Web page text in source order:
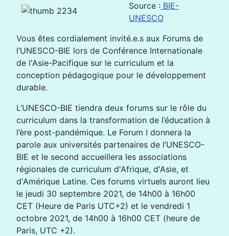
Source : BIE-
UNESCO
Vous êtes cordialement invité.e.s aux Forums de
l’UNESCO-BIE lors de Conférence Internationale
de l'Asie-Pacifique sur le curriculum et la
conception pédagogique pour le développement
durable.
L’UNESCO-BIE tiendra deux forums sur le rôle du
curriculum dans la transformation de l’éducation à
l’ère post-pandémique. Le Forum I donnera la
parole aux universités partenaires de l’UNESCO-
BIE et le second accueillera les associations
régionales de curriculum d'Afrique, d'Asie, et
d'Amérique Latine. Ces forums virtuels auront lieu
le jeudi 30 septembre 2021, de 14h00 à 16h00
CET (Heure de Paris UTC+2) et le vendredi 1
octobre 2021, de 14h00 à 16h00 CET (heure de
Paris, UTC +2).